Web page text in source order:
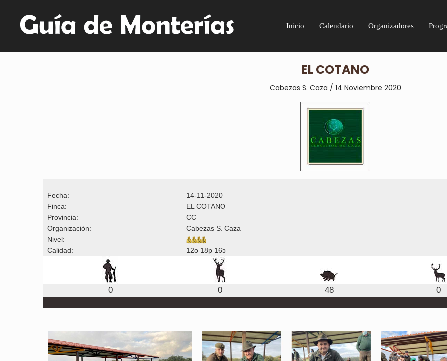
Inicio Calendario Organizadores
EL COTANO
Cabezas S. Caza / 14 Noviembre 2020
Fecha:
14-11-2020
Finca:
EL COTANO
Provincia:
CC
Organización:
Cabezas S. Caza
Nivel:
Calidad:
12o 18p 16b
0 0 48 0